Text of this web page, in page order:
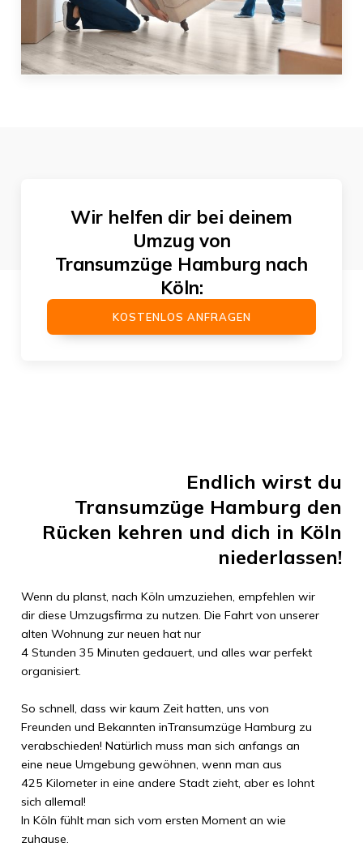
Wir helfen dir bei deinem
Umzug von
Transumzüge Hamburg nach
Köln:
KOSTENLOS ANFRAGEN
Endlich wirst du
Transumzüge Hamburg den
Rücken kehren und dich in Köln
niederlassen!
Wenn du planst, nach Köln umzuziehen, empfehlen wir
dir diese Umzugsfirma zu nutzen. Die Fahrt von unserer
alten Wohnung zur neuen hat nur
4 Stunden 35 Minuten gedauert, und alles war perfekt
organisiert.
So schnell, dass wir kaum Zeit hatten, uns von
Freunden und Bekannten inTransumzüge Hamburg zu
verabschieden! Natürlich muss man sich anfangs an
eine neue Umgebung gewöhnen, wenn man aus
425 Kilometerin eine andere Stadt zieht, aber es lohnt
sich allemal!
In Köln fühlt man sich vom ersten Moment an wie
zuhause.